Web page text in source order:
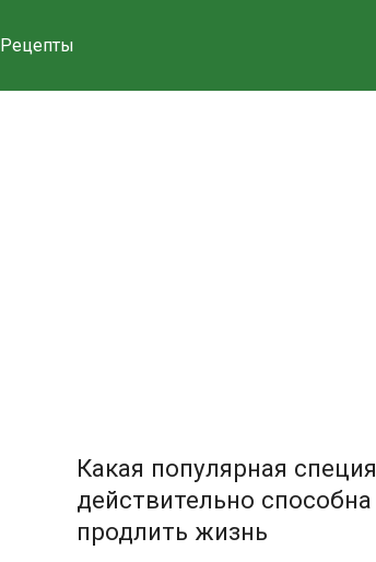
Рецепты
Какая популярная специя
действительно способна
продлить жизнь